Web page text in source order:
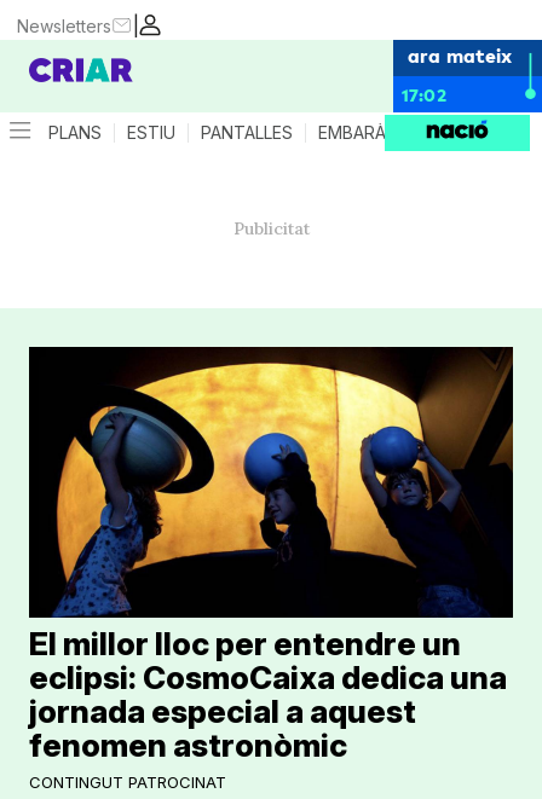
|
Newsletters
ara mateix
17:02
PLANS ESTIU PANTALLES EMBARÀS CRIANÇA
CONTINGUT PATROCINAT
El millor lloc per entendre un
eclipsi: CosmoCaixa dedica una
jornada especial a aquest
fenomen astronòmic